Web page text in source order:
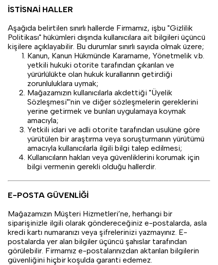
İSTİSNAİ HALLER
Aşağıda belirtilen sınırlı hallerde Firmamız, işbu "Gizlilik
Politikası" hükümleri dışında kullanıcılara ait bilgileri üçüncü
kişilere açıklayabilir. Bu durumlar sınırlı sayıda olmak üzere;
Kanun, Kanun Hükmünde Kararname, Yönetmelik v.b.
yetkili hukuki otorite tarafından çıkarılan ve
yürürlülükte olan hukuk kurallarının getirdiği
zorunluluklara uymak;
Mağazamızın kullanıcılarla akdettiği "Üyelik
Sözleşmesi"'nin ve diğer sözleşmelerin gereklerini
yerine getirmek ve bunları uygulamaya koymak
amacıyla;
Yetkili idari ve adli otorite tarafından usulüne göre
yürütülen bir araştırma veya soruşturmanın yürütümü
amacıyla kullanıcılarla ilgili bilgi talep edilmesi;
Kullanıcıların hakları veya güvenliklerini korumak için
bilgi vermenin gerekli olduğu hallerdir.
E-POSTA GÜVENLİĞİ
Mağazamızın Müşteri Hizmetleri’ne, herhangi bir
siparişinizle ilgili olarak göndereceğiniz e-postalarda, asla
kredi kartı numaranızı veya şifrelerinizi yazmayınız. E-
postalarda yer alan bilgiler üçüncü şahıslar tarafından
görülebilir. Firmamız e-postalarınızdan aktarılan bilgilerin
güvenliğini hiçbir koşulda garanti edemez.